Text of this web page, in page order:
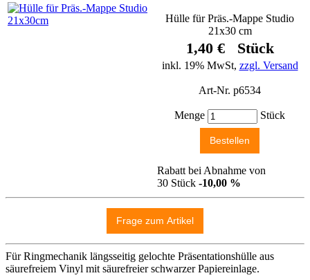
Hülle für Präs.-Mappe Studio
21x30 cm
1,40 € Stück
inkl. 19% MwSt, zzgl. Versand
Art-Nr. p6534
Menge Stück
Rabatt bei Abnahme von
30 Stück -10,00 %
Für Ringmechanik längsseitig gelochte Präsentationshülle aus
säurefreiem Vinyl mit säurefreier schwarzer Papiereinlage.